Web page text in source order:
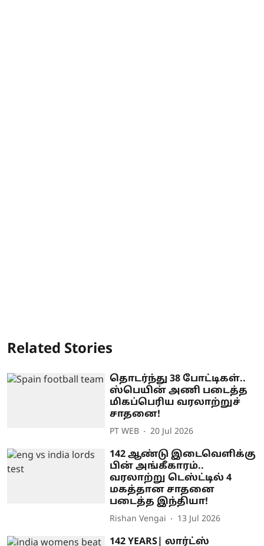
Related Stories
தொடர்ந்து 38 போட்டிகள்..
ஸ்பெயின் அணி படைத்த
மிகப்பெரிய வரலாற்றுச்
சாதனை!
PT WEB 20 Jul 2026
142 ஆண்டு இடைவெளிக்கு
பின் அங்கீகாரம்..
வரலாற்று டெஸ்ட்டில் 4
மகத்தான சாதனை
படைத்த இந்தியா!
Rishan Vengai 13 Jul 2026
142 YEARS| லார்ட்ஸ்